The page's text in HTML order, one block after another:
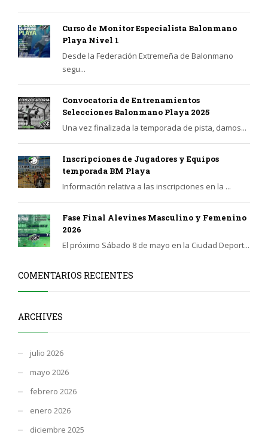
Curso de Monitor Especialista Balonmano
Playa Nivel 1
Desde la Federación Extremeña de Balonmano
segu...
Convocatoria de Entrenamientos
Selecciones Balonmano Playa 2025
Una vez finalizada la temporada de pista, damos...
Inscripciones de Jugadores y Equipos
temporada BM Playa
Información relativa a las inscripciones en la ...
Fase Final Alevines Masculino y Femenino
2026
El próximo Sábado 8 de mayo en la Ciudad Deport...
COMENTARIOS RECIENTES
ARCHIVES
julio 2026
mayo 2026
febrero 2026
enero 2026
diciembre 2025